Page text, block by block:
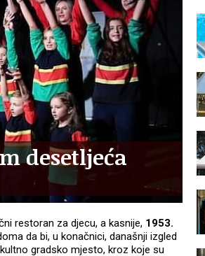
desetljeća
restoran za djecu, a kasnije, 1953.
da bi, u konačnici, današnji izgled
gradsko mjesto, kroz koje su